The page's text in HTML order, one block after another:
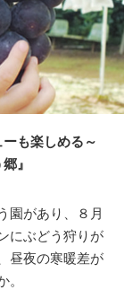
も楽しめる～
』
園があり、８月
にぶどう狩りが
昼夜の寒暖差が
。